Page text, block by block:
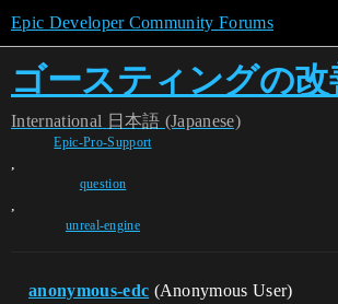
Epic Developer Community Forums
ゴースティングの改
International 日本語 (Japanese)
Epic-Pro-Support
,
question
,
unreal-engine
anonymous-edc (Anonymous User)